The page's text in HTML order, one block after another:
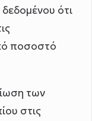
ότι
ποσοστό
των
στις